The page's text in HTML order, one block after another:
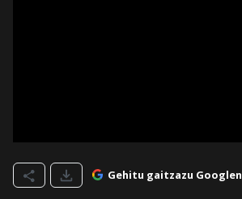
Gehitu gaitzazu Googlen